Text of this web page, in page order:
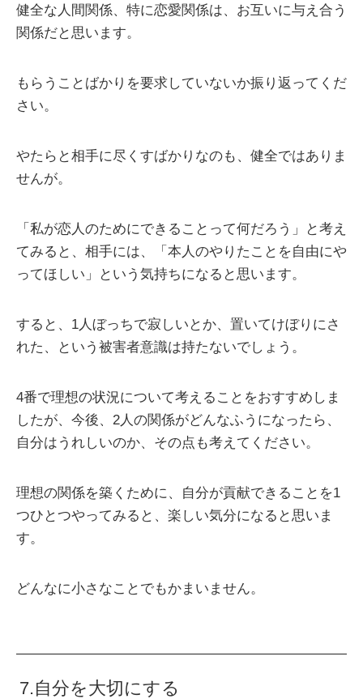
健全な人間関係、特に恋愛関係は、お互いに与え合う
関係だと思います。
もらうことばかりを要求していないか振り返ってくだ
さい。
やたらと相手に尽くすばかりなのも、健全ではありま
せんが。
「私が恋人のためにできることって何だろう」と考え
てみると、相手には、「本人のやりたことを自由にや
ってほしい」という気持ちになると思います。
すると、1人ぼっちで寂しいとか、置いてけぼりにさ
れた、という被害者意識は持たないでしょう。
4番で理想の状況について考えることをおすすめしま
したが、今後、2人の関係がどんなふうになったら、
自分はうれしいのか、その点も考えてください。
理想の関係を築くために、自分が貢献できることを1
つひとつやってみると、楽しい気分になると思いま
す。
どんなに小さなことでもかまいません。
7.自分を大切にする